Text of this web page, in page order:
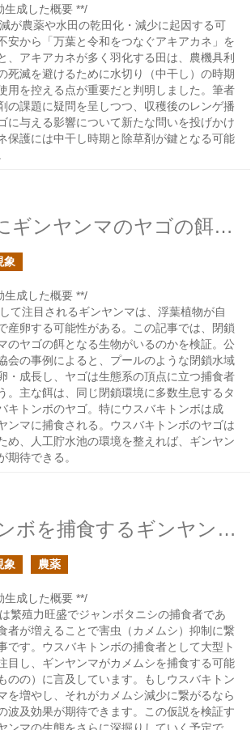
生成した概要 **/
が農薬や水田の乾田化・減少に起因する可
安から「万葉と令和をつなぐアキアカネ」を
、アキアカネが多く羽化する田は、農機具利
死滅を避けるために水切り（中干し）の時期
用を控える点が重要だと判明しました。筆者
の課題に疑問を呈しつつ、収穫後のレンゲ播
に与える影響について新たな問いを投げかけ
保護には中干し時期と除草剤が鍵となる可能
人工貯水池にギンヤンマのヤゴの餌と成り得る生物はいるか？
象
生成した概要 **/
て注目されるギンヤンマは、浮葉植物が自
産卵する可能性がある。この記事では、閉鎖
のヤゴの餌となる生物がいるのかを検証。公
会の事例によると、プールのような閉鎖水域
・成長し、ヤゴは生態系の頂点に立つ捕食者
。主な餌は、同じ閉鎖環境に多数生息するタ
キトンボのヤゴ。特にウスバキトンボは成
ンマに捕食される。ウスバキトンボのヤゴは
め、人工貯水池の環境を整えれば、ギンヤン
期待できる。
ウスバキトンボを捕食するギンヤンマはカメムシも捕食する？
象 農薬
生成した概要 **/
繁殖力旺盛でジャンボタニシの捕食者であ
者が増えることで害虫（カメムシ）抑制に繋
です。ウスバキトンボの捕食者として大型ト
目し、ギンヤンマがカメムシを捕食する可能
のの）に言及しています。もしウスバキトン
を増やし、それがカメムシ減少に繋がるなら
波及効果が期待できます。この仮説を検証す